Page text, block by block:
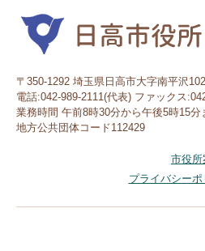
〒350-1292 埼玉県日高市大字南平沢
電話:042-989-2111(代表) ファックス
業務時間 午前8時30分から午後5時15分
地方公共団体コード112429
市役所
プライバシーポ